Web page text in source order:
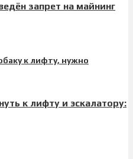
запрет на майнинг
к лифту и эскалатору: